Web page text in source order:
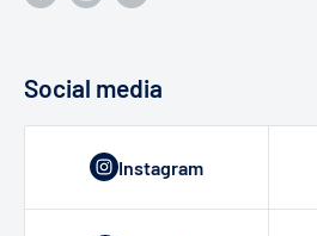
Social media
Instagram